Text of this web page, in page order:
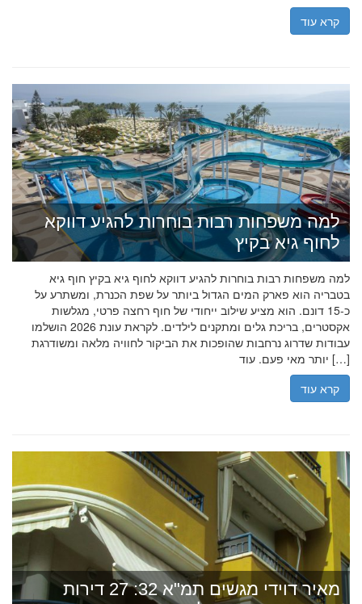
קרא עוד
למה משפחות רבות בוחרות להגיע דווקא
לחוף גיא בקיץ
למה משפחות רבות בוחרות להגיע דווקא לחוף גיא בקיץ חוף גיא
בטבריה הוא פארק המים הגדול ביותר על שפת הכנרת, ומשתרע על
כ-15 דונם. הוא מציע שילוב ייחודי של חוף רחצה פרטי, מגלשות
אקסטרים, בריכת גלים ומתקנים לילדים. לקראת עונת 2026 הושלמו
עבודות שדרוג נרחבות שהופכות את הביקור לחוויה מלאה ומשודרגת
יותר מאי פעם. עוד […]
קרא עוד
מאיר דוידי מגשים תמ"א 32: 27 דירות